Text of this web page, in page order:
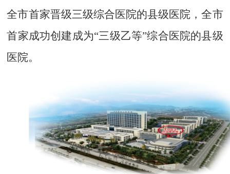
全市首家晋级三级综合医院的县级医院，全市
首家成功创建成为“三级乙等”综合医院的县级
医院。